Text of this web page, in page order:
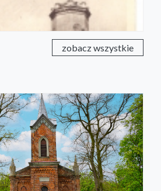
zobacz wszystkie